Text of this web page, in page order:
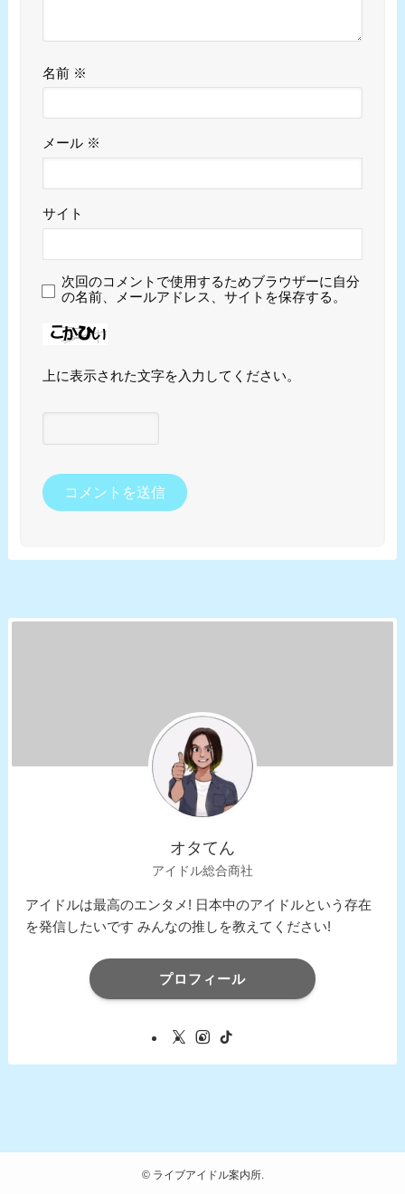
名前 ※
メール ※
サイト
次回のコメントで使用するためブラウザーに自分
の名前、メールアドレス、サイトを保存する。
上に表示された文字を入力してください。
オタてん
アイドル総合商社
アイドルは最高のエンタメ! 日本中のアイドルという存在
を発信したいです みんなの推しを教えてください!
プロフィール
©ライブアイドル案内所.